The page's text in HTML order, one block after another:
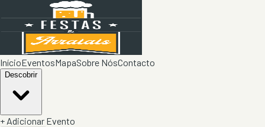
InícioEventosMapaSobre NósContacto
Descobrir
+ Adicionar Evento